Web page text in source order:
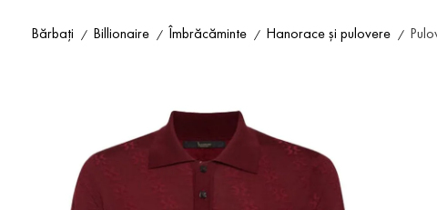
Bărbați Billionaire Îmbrăcăminte Hanorace și pulovere